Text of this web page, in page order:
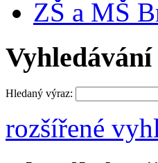
ZŠ a MŠ
Vyhledávání
Hledaný výraz:
rozšířené